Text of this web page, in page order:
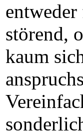
störend,
kaum